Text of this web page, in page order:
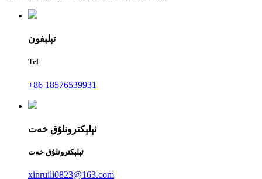
تېلېفون
Tel
+86 18576539931
ئېلېكترونلۇق خەت
ئېلېكترونلۇق خەت
xinruili0823@163.com